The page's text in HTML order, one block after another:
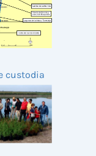
custodia